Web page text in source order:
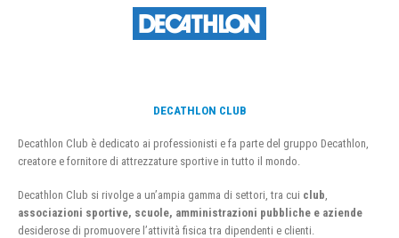
DECATHLON CLUB
Decathlon Club è dedicato ai professionisti e fa parte del gruppo Decathlon,
creatore e fornitore di attrezzature sportive in tutto il mondo.
Decathlon Club si rivolge a un’ampia gamma di settori, tra cui club
associazioni sportive, scuole, amministrazioni pubbliche e aziende
desiderose di promuovere l’attività fisica tra dipendenti e clienti.